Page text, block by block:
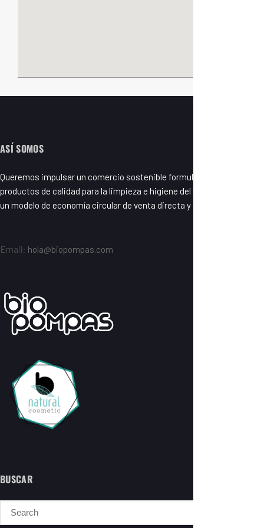
ASÍ SOMOS
Queremos impulsar un comercio sostenible formulando y fabricando
productos de calidad para la limpieza e higiene del hogar basados en
un modelo de economía circular de venta directa y a granel.
Email: hola@biopompas.com
BUSCAR